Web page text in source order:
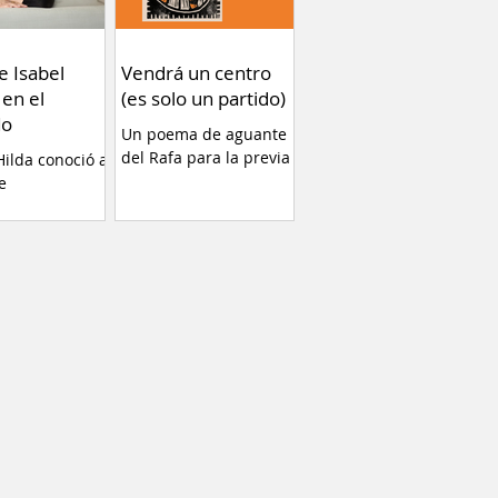
temas
no debemos
Fernando
del
con sus
Isabel
el
conoció a
Vendrá un centro
(es solo un partido)
Un poema de aguante
del Rafa para la previa